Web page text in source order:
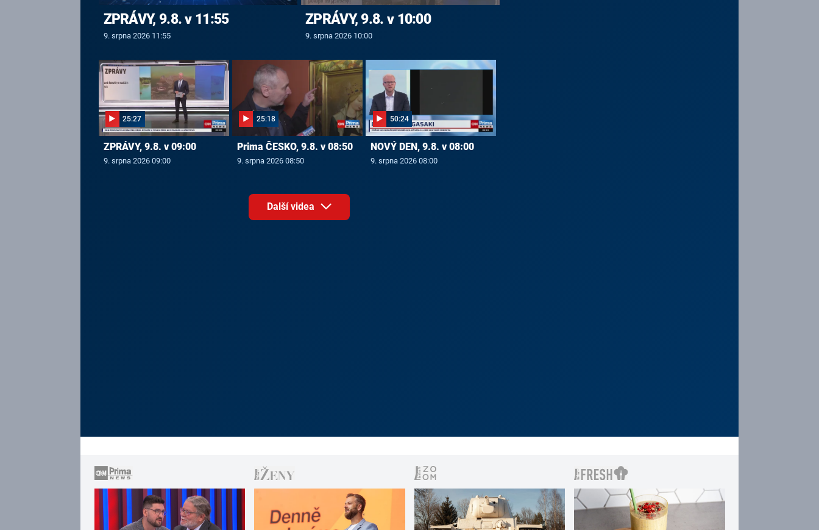
ZPRÁVY, 9.8. v 11:55
9. srpna 2026 11:55
ZPRÁVY, 9.8. v 10:00
9. srpna 2026 10:00
25:27
ZPRÁVY, 9.8. v 09:00
9. srpna 2026 09:00
25:18
Prima ČESKO, 9.8. v 08:50
9. srpna 2026 08:50
50:24
NOVÝ DEN, 9.8. v 08:00
9. srpna 2026 08:00
Další videa